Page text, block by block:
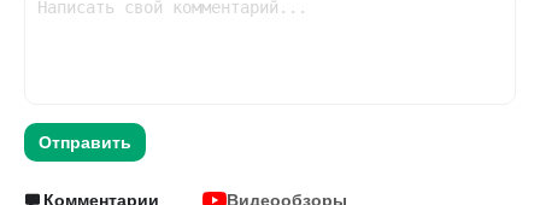
Отправить
Комментарии Видеообзоры